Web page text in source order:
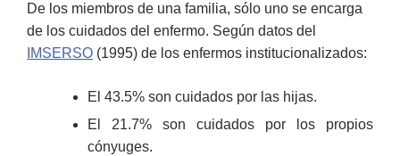
De los miembros de una familia, sólo uno se encarga
de los cuidados del enfermo. Según datos del
IMSERSO (1995) de los enfermos institucionalizados:
El 43.5% son cuidados por las hijas.
El 21.7% son cuidados por los propios
cónyuges.